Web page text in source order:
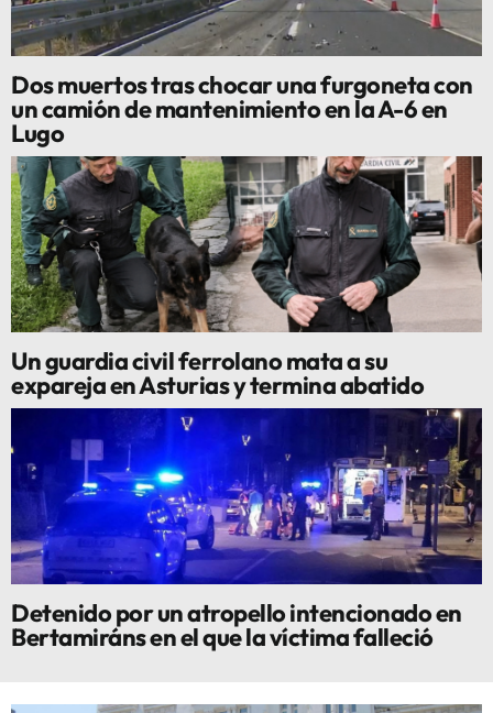
Dos muertos tras chocar una furgoneta con
un camión de mantenimiento en la A-6 en
Lugo
Un guardia civil ferrolano mata a su
expareja en Asturias y termina abatido
Detenido por un atropello intencionado en
Bertamiráns en el que la víctima falleció